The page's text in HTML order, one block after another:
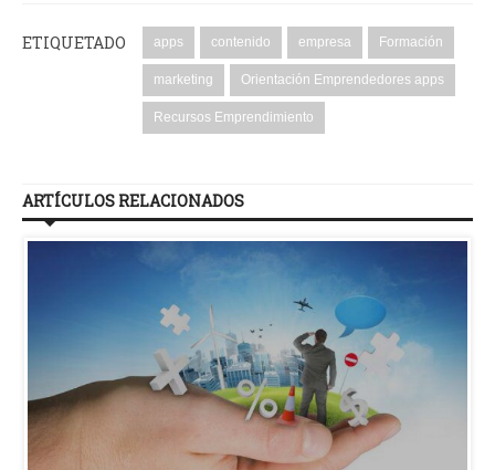
ETIQUETADO apps contenido empresa Formación
marketing Orientación Emprendedores apps
Recursos Emprendimiento
ARTÍCULOS RELACIONADOS